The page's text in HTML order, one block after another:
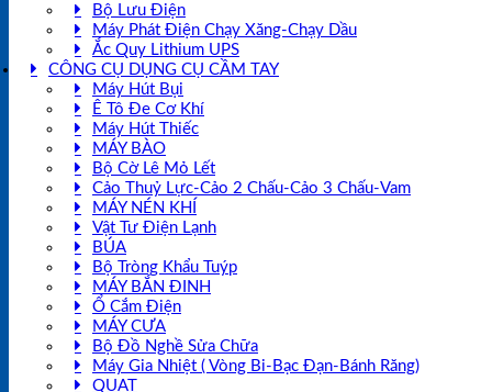
Bộ Lưu Điện
Máy Phát Điện Chạy Xăng-Chạy Dầu
Ắc Quy Lithium UPS
CÔNG CỤ DỤNG CỤ CẦM TAY
Máy Hút Bụi
Ê Tô Đe Cơ Khí
Máy Hút Thiếc
MÁY BÀO
Bộ Cờ Lê Mỏ Lết
Cảo Thuỷ Lực-Cảo 2 Chấu-Cảo 3 Chấu-Vam
MÁY NÉN KHÍ
Vật Tư Điện Lạnh
BÚA
Bộ Tròng Khẩu Tuýp
MÁY BẮN ĐINH
Ổ Cắm Điện
MÁY CƯA
Bộ Đồ Nghề Sửa Chữa
Máy Gia Nhiệt ( Vòng Bi-Bạc Đạn-Bánh Răng)
QUẠT